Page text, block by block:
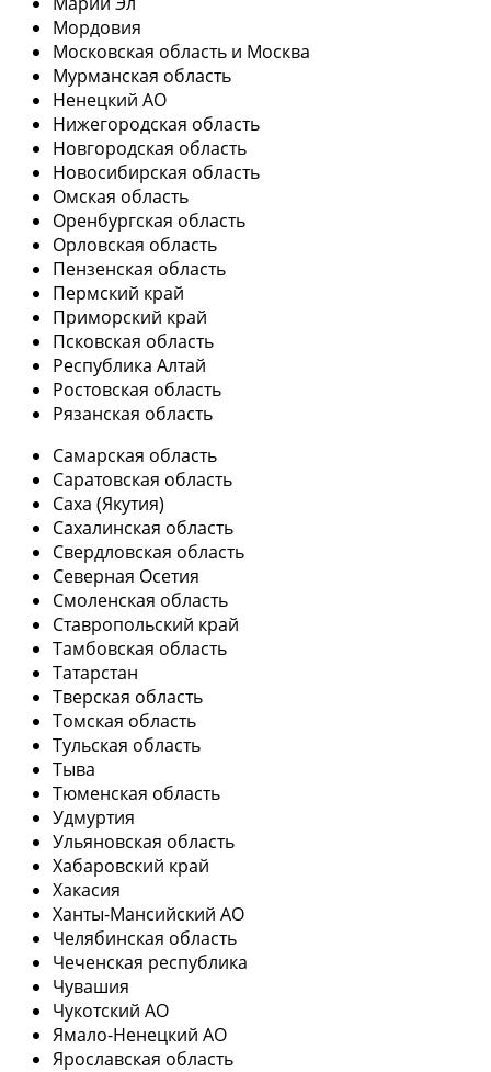
Мордовия
Московская область и Москва
Мурманская область
Ненецкий АО
Нижегородская область
Новгородская область
Новосибирская область
Омская область
Оренбургская область
Орловская область
Пензенская область
Пермский край
Приморский край
Псковская область
Республика Алтай
Ростовская область
Рязанская область
Самарская область
Саратовская область
Саха (Якутия)
Сахалинская область
Свердловская область
Северная Осетия
Смоленская область
Ставропольский край
Тамбовская область
Татарстан
Тверская область
Томская область
Тульская область
Тыва
Тюменская область
Удмуртия
Ульяновская область
Хабаровский край
Хакасия
Ханты-Мансийский АО
Челябинская область
Чеченская республика
Чувашия
Чукотский АО
Ямало-Ненецкий АО
Ярославская область